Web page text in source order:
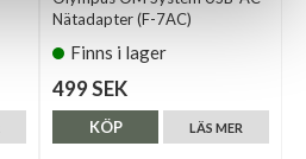
Nätadapter (F-7AC)
Finns i lager
499 SEK
LÄS MER
KÖP